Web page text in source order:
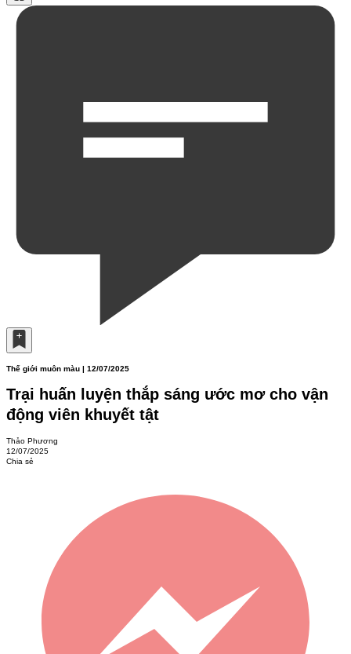
Thế giới muôn màu | 12/07/2025
Trại huấn luyện thắp sáng ước mơ cho vận
động viên khuyết tật
Thảo Phương
12/07/2025
Chia sẻ